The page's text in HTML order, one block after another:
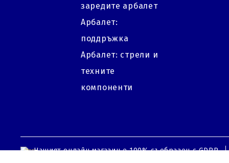
заредите арбалет
Арбалет:
поддръжка
Арбалет: стрели и
техните
компоненти
GDPRНашият онлайн магазин е 100% съобразен с GDPR.